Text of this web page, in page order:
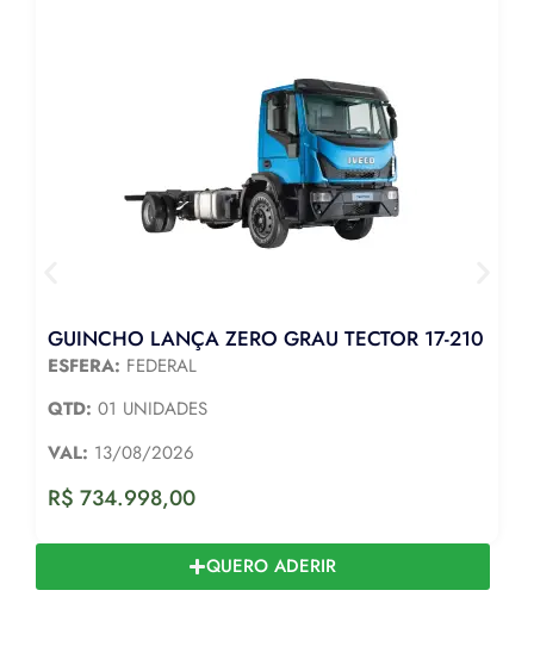
GUINCHO LANÇA ZERO GRAU TECTOR 17-210
ESFERA: FEDERAL
QTD: 01 UNIDADES
VAL: 13/08/2026
R$ 734.998,00
QUERO ADERIR